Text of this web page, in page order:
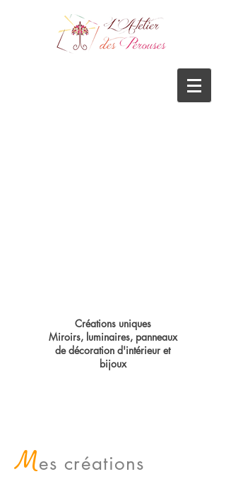
Créations uniques
Miroirs, luminaires, panneaux
de décoration d'intérieur et
bijoux
es créations
M